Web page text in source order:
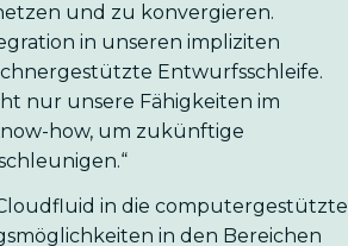
und zu konvergieren.
in unseren impliziten
Entwurfsschleife.
nur unsere Fähigkeiten im
how, um zukünftige
in die computergestützte
in den Bereichen